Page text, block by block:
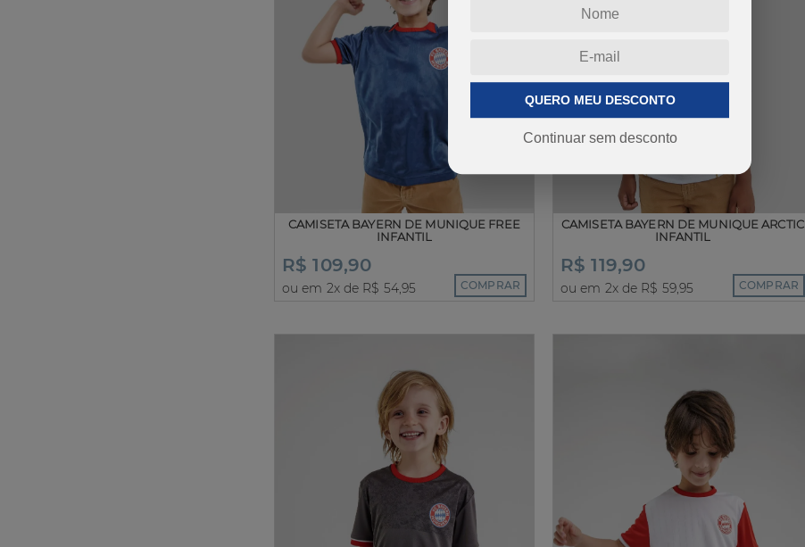
QUERO MEU DESCONTO
Continuar sem desconto
CAMISETA BAYERN DE MUNIQUE FREE
INFANTIL
R$ 109,90
ou em 2x de R$ 54,95 COMPRAR
CAMISETA BAYERN DE MUNIQUE ARCTIC
INFANTIL
R$ 119,90
ou em 2x de R$ 59,95 COMPRAR